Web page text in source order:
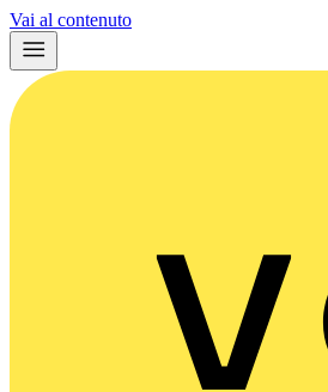
Vai al contenuto